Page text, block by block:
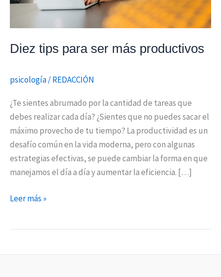
Diez tips para ser más productivos
psicología/REDACCIÓN
¿Te sientes abrumado por la cantidad de tareas que
debes realizar cada día? ¿Sientes que no puedes sacar el
máximo provecho de tu tiempo? La productividad es un
desafío común en la vida moderna, pero con algunas
estrategias efectivas, se puede cambiar la forma en que
manejamos el día a día y aumentar la eficiencia. […]
Leer más »